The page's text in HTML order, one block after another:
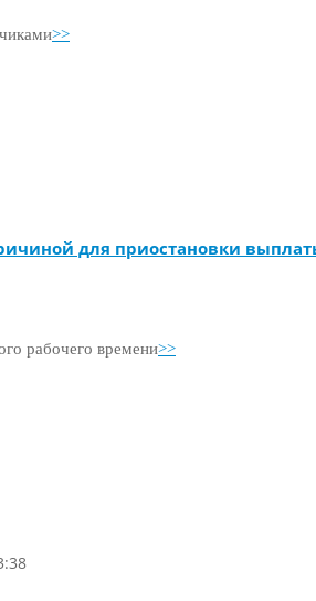
>>
для приостановки
рабочего времени>>